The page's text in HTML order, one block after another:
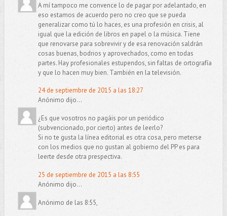
A mí tampoco me convence lo de pagar por adelantado, en
eso estamos de acuerdo pero no creo que se pueda
generalizar como tú lo haces, es una profesión en crisis, al
igual que la edición de libros en papel o la música. Tiene
que renovarse para sobrevivir y de esa renovación saldrán
cosas buenas, bodrios y aprovechados, como en todas
partes. Hay profesionales estupendos, sin faltas de ortografía
y que lo hacen muy bien. También en la televisión.
24 de septiembre de 2015 a las 18:27
Anónimo dijo...
¿Es que vosotros no pagáis por un periódico
(subvencionado, por cierto) antes de leerlo?
Si no te gusta la línea editorial es otra cosa, pero meterse
con los medios que no gustan al gobierno del PP es para
leerte desde otra prespectiva.
25 de septiembre de 2015 a las 8:55
Anónimo dijo...
Anónimo de las 8:55,